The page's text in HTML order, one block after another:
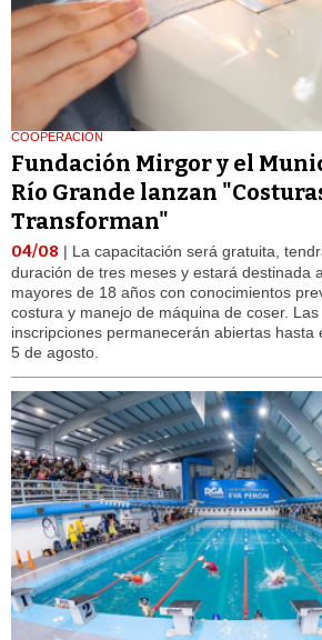
COOPERACIÓN
Fundación Mirgor y el
Río Grande lanzan
Transforman"
04/08 | La capacitación será gratuita,
duración de tres meses y estará destinada
mayores de 18 años con conocimientos
costura y manejo de máquina de coser. Las
inscripciones permanecerán abiertas hasta
5 de agosto.